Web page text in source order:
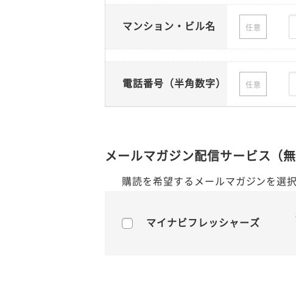
マンション・ビル名 任意
電話番号（半角数字） 任意
メールマガジン配信サービス（無
購読を希望するメールマガジンを選
マイナビフレッシャーズ